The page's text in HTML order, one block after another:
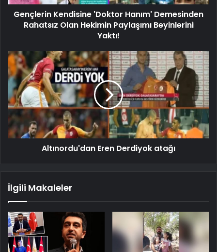
Gençlerin Kendisine 'Doktor Hanım' Demesinden
Rahatsız Olan Hekimin Paylaşımı Beyinlerini
Yaktı!
Altınordu'dan Eren Derdiyok atağı
İlgili Makaleler